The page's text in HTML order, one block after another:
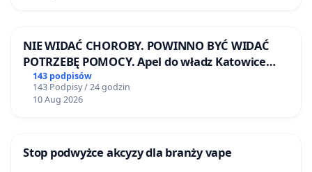
NIE WIDAĆ CHOROBY. POWINNO BYĆ WIDAĆ
POTRZEBĘ POMOCY. Apel do władz Katowice
Airport o przystąpienie do programu HIDDEN
DISABILITIES SUNFLOWER – SŁONECZNIK –
UKRYTE NIEPEŁNOSPRAWNOŚCI
143 podpisów
143 Podpisy / 24 godzin
10 Aug 2026
Stop podwyżce akcyzy dla branży vape